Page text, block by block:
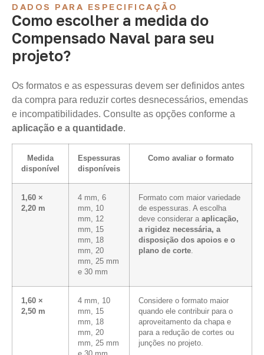
DADOS PARA ESPECIFICAÇÃO
Como escolher a medida do
Compensado Naval para seu
projeto?
Os formatos e as espessuras devem ser definidos antes
da compra para reduzir cortes desnecessários, emendas
e incompatibilidades. Consulte as opções conforme a
aplicação e a quantidade.
Medida
disponível
Espessuras
disponíveis
Como avaliar o formato
1,60 ×
2,20 m
4 mm, 6
mm, 10
mm, 12
mm, 15
mm, 18
mm, 20
mm, 25 mm
e 30 mm
Formato com maior variedade
de espessuras. A escolha
deve considerar a aplicação,
a rigidez necessária, a
disposição dos apoios e o
plano de corte.
1,60 ×
2,50 m
4 mm, 10
mm, 15
mm, 18
mm, 20
mm, 25 mm
Considere o formato maior
quando ele contribuir para o
aproveitamento da chapa e
para a redução de cortes ou
junções no projeto.